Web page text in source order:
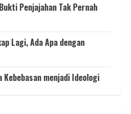
Penjajahan Tak Pernah
Lagi, Ada Apa dengan
Kebebasan menjadi Ideologi